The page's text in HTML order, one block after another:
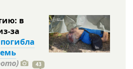
в
за
погибла
43